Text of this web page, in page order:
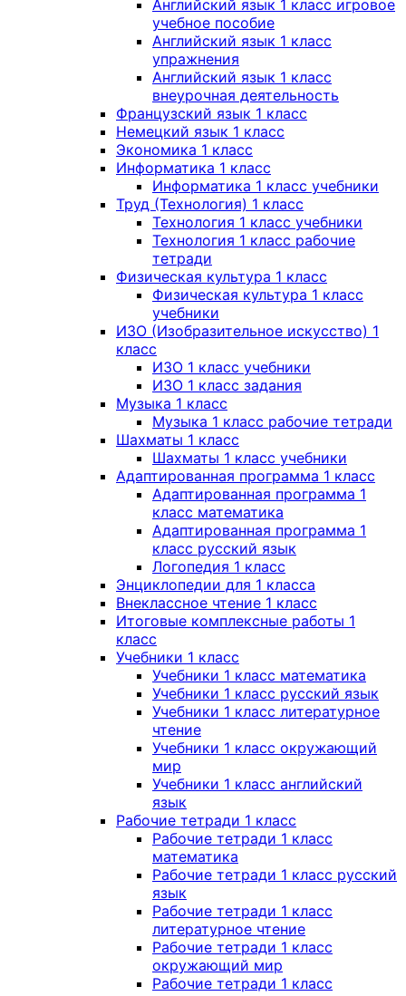
Английский язык 1 класс игровое
учебное пособие
Английский язык 1 класс
упражнения
Английский язык 1 класс
внеурочная деятельность
Французский язык 1 класс
Немецкий язык 1 класс
Экономика 1 класс
Информатика 1 класс
Информатика 1 класс учебники
Труд (Технология) 1 класс
Технология 1 класс учебники
Технология 1 класс рабочие
тетради
Физическая культура 1 класс
Физическая культура 1 класс
учебники
ИЗО (Изобразительное искусство) 1
класс
ИЗО 1 класс учебники
ИЗО 1 класс задания
Музыка 1 класс
Музыка 1 класс рабочие тетради
Шахматы 1 класс
Шахматы 1 класс учебники
Адаптированная программа 1 класс
Адаптированная программа 1
класс математика
Адаптированная программа 1
класс русский язык
Логопедия 1 класс
Энциклопедии для 1 класса
Внеклассное чтение 1 класс
Итоговые комплексные работы 1
класс
Учебники 1 класс
Учебники 1 класс математика
Учебники 1 класс русский язык
Учебники 1 класс литературное
чтение
Учебники 1 класс окружающий
мир
Учебники 1 класс английский
язык
Рабочие тетради 1 класс
Рабочие тетради 1 класс
математика
Рабочие тетради 1 класс русский
язык
Рабочие тетради 1 класс
литературное чтение
Рабочие тетради 1 класс
окружающий мир
Рабочие тетради 1 класс